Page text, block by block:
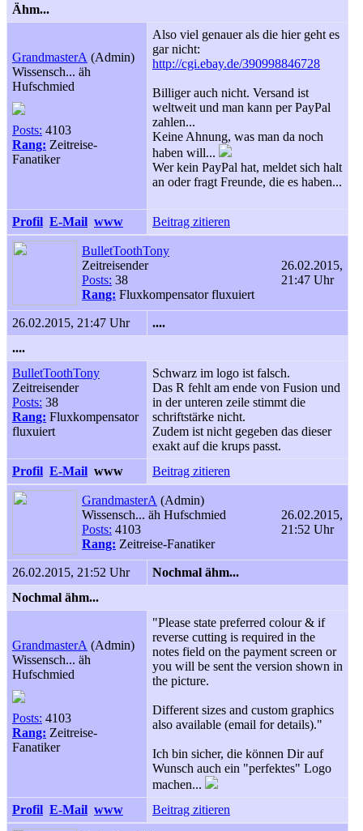
Ähm...
GrandmasterA (Admin)
Wissensch... äh
Hufschmied
Posts: 4103
Rang: Zeitreise-
Fanatiker
Also viel genauer als die hier geht es
gar nicht:
http://cgi.ebay.de/390998846728
Billiger auch nicht. Versand ist
weltweit und man kann per PayPal
zahlen...
Keine Ahnung, was man da noch
haben will...
Wer kein PayPal hat, meldet sich halt
an oder fragt Freunde, die es haben...
Profil E-Mail www Beitrag zitieren
BulletToothTony
Zeitreisender
Posts: 38
Rang: Fluxkompensator fluxuiert
26.02.2015,
21:47 Uhr
26.02.2015, 21:47 Uhr
....
....
BulletToothTony
Zeitreisender
Posts: 38
Rang: Fluxkompensator
fluxuiert
Schwarz im logo ist falsch.
Das R fehlt am ende von Fusion und
in der unteren zeile stimmt die
schriftstärke nicht.
Zudem ist nicht gegeben das dieser
exakt auf die krups passt.
Profil E-Mail www Beitrag zitieren
GrandmasterA (Admin)
Wissensch... äh Hufschmied
Posts: 4103
Rang: Zeitreise-Fanatiker
26.02.2015,
21:52 Uhr
26.02.2015, 21:52 Uhr
Nochmal ähm...
Nochmal ähm...
GrandmasterA (Admin)
Wissensch... äh
Hufschmied
Posts: 4103
Rang: Zeitreise-
Fanatiker
"Please state preferred colour & if
reverse cutting is required in the
notes field on the payment screen or
you will be sent the version shown in
the picture.
Different sizes and custom graphics
also available (email for details)."
Ich bin sicher, die können Dir auf
Wunsch auch ein "perfektes" Logo
machen...
Profil E-Mail www Beitrag zitieren